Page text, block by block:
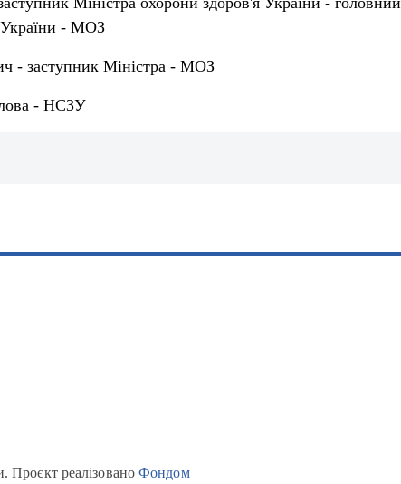
України - МОЗ
- заступник Міністра - МОЗ
- НСЗУ
Проєкт реалізованоФондом